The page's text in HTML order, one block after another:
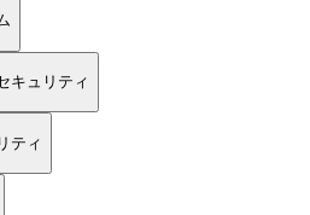
キュリティ
ティ